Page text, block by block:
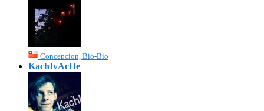
Concepcion, Bio-Bio
KachIvAcHe